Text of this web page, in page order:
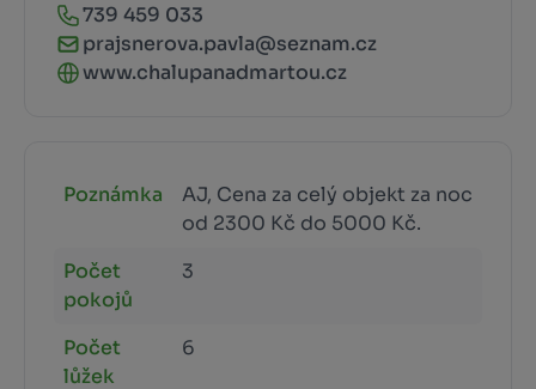
739 459 033
prajsnerova.pavla@seznam.cz
www.chalupanadmartou.cz
Poznámka
AJ, Cena za celý objekt za noc
od 2300 Kč do 5000 Kč.
Počet
pokojů
3
Počet
lůžek
6